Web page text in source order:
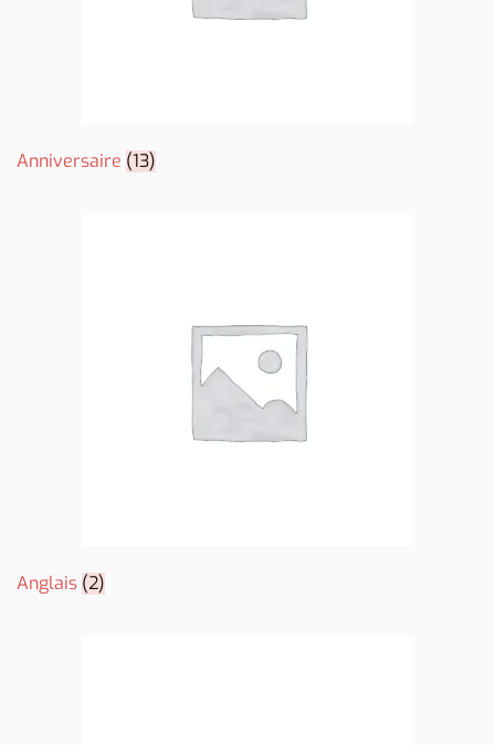
Anniversaire (13)
Anglais (2)